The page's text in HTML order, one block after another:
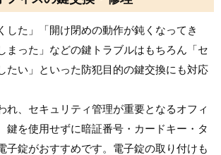
した」「開け閉めの動作が鈍くなってき
まった」などの鍵トラブルはもちろん「セ
たい」といった防犯目的の鍵交換にも対応
れ、セキュリティ管理が重要となるオフィ
鍵を使用せずに暗証番号・カードキー・タ
子錠がおすすめです。電子錠の取り付けも